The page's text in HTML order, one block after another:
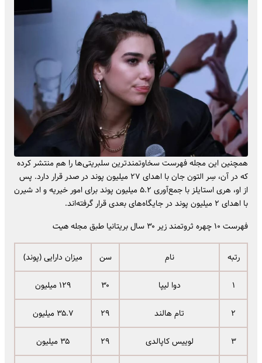
همچنین این مجله فهرست سخاوتمندترین سلبریتی‌ها را هم منتشر کرده
که در آن، سِر التون جان با اهدای ۲۷ میلیون پوند در صدر قرار دارد. پس
از او، هری استایلز با جمع‌آوری ۵.۲ میلیون پوند برای امور خیریه و اد شیرن
با اهدای ۲ میلیون پوند در جایگاه‌های بعدی قرار گرفته‌اند.
فهرست ۱۰ چهره‌ ثروتمند زیر ۳۰ سال بریتانیا طبق مجله‌
هیت
رتبه نام سن میزان دارایی (پوند)
۱ دوا لیپا ۳۰ ۱۲۹ میلیون
۲ تام هالند ۲۹ ۳۵.۷ میلیون
۳ لوییس کاپالدی ۲۹ ۳۵ میلیون